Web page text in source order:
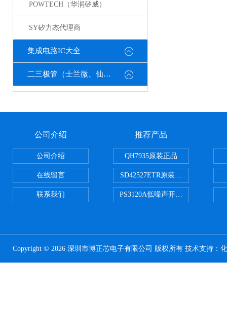
POWTECH（华润矽威）
SY矽力杰代理商
集成电路IC大全
二三极管（士兰微、仙童、强茂、海矽美、光宝等）
公司介绍
公司介绍
在线留言
联系我们
推荐产品
QH7935原装正品
SD42527ETR原装正品
PS3120A低噪声开关电容器原装正
Copyright © 2026 深圳市博正芯电子有限公司 版权所有 技术支持：